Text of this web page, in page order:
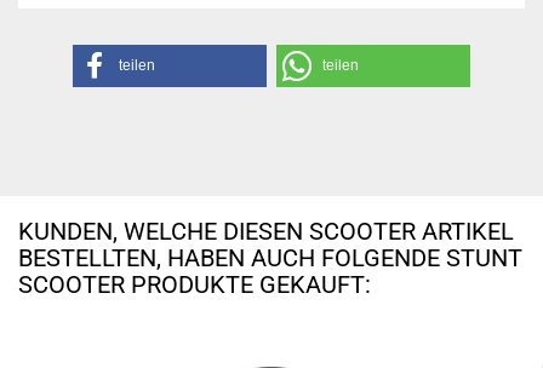
teilen teilen
KUNDEN, WELCHE DIESEN SCOOTER ARTIKEL
BESTELLTEN, HABEN AUCH FOLGENDE STUNT
SCOOTER PRODUKTE GEKAUFT: